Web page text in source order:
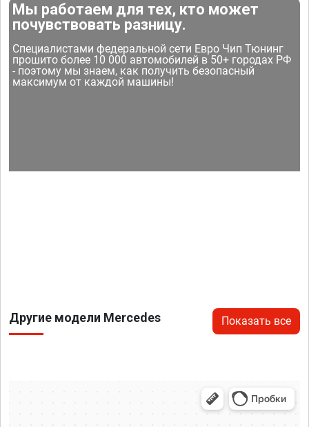
Мы работаем для тех, кто может
почувствовать разницу.
Специалистами федеральной сети Евро Чип Тюнинг
прошито более 10 000 автомобилей в 50+ городах РФ
- поэтому мы знаем, как получить безопасный
максимум от каждой машины!
Другие модели Mercedes Показать все